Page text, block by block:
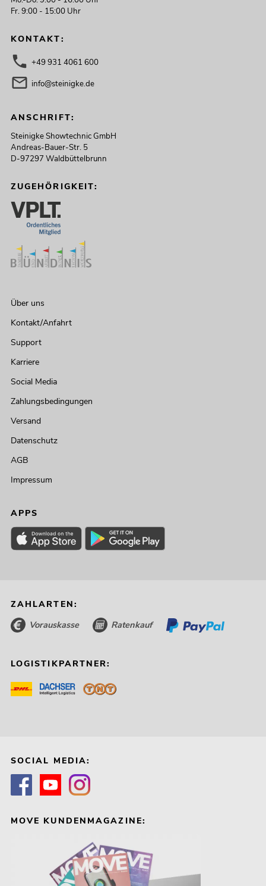
Fr. 9:00 - 15:00 Uhr
KONTAKT:
+49 931 4061 600
info@steinigke.de
ANSCHRIFT:
Steinigke Showtechnic GmbH
Andreas-Bauer-Str. 5
D-97297 Waldbüttelbrunn
ZUGEHÖRIGKEIT:
Über uns
Kontakt/Anfahrt
Support
Karriere
Social Media
Zahlungsbedingungen
Versand
Datenschutz
AGB
Impressum
APPS
ZAHLARTEN:
Vorauskasse Ratenkauf
LOGISTIKPARTNER:
SOCIAL MEDIA:
MOVE KUNDENMAGAZINE: